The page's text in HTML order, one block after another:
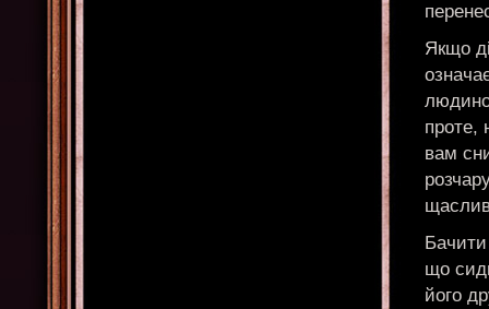
Якщо
проте,
вам
що
його